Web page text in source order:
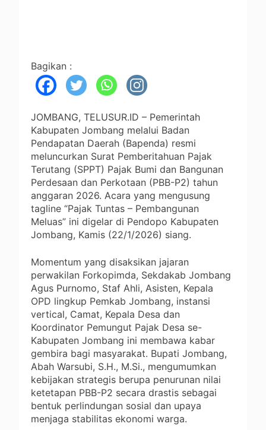
Bagikan :
JOMBANG, TELUSUR.ID – Pemerintah
Kabupaten Jombang melalui Badan
Pendapatan Daerah (Bapenda) resmi
meluncurkan Surat Pemberitahuan Pajak
Terutang (SPPT) Pajak Bumi dan Bangunan
Perdesaan dan Perkotaan (PBB-P2) tahun
anggaran 2026. Acara yang mengusung
tagline “Pajak Tuntas – Pembangunan
Meluas” ini digelar di Pendopo Kabupaten
Jombang, Kamis (22/1/2026) siang.
Momentum yang disaksikan jajaran
perwakilan Forkopimda, Sekdakab Jombang
Agus Purnomo, Staf Ahli, Asisten, Kepala
OPD lingkup Pemkab Jombang, instansi
vertical, Camat, Kepala Desa dan
Koordinator Pemungut Pajak Desa se-
Kabupaten Jombang ini membawa kabar
gembira bagi masyarakat. Bupati Jombang,
Abah Warsubi, S.H., M.Si., mengumumkan
kebijakan strategis berupa penurunan nilai
ketetapan PBB-P2 secara drastis sebagai
bentuk perlindungan sosial dan upaya
menjaga stabilitas ekonomi warga.